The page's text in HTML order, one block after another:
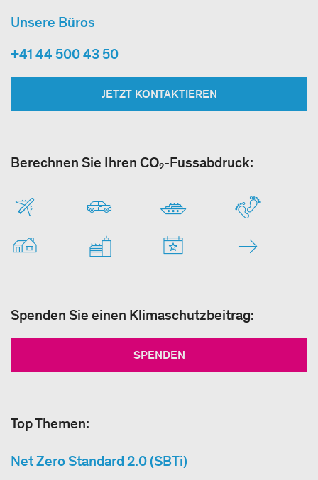
Unsere Büros
+41 44 500 43 50
JETZT KONTAKTIEREN
Berechnen Sie Ihren CO₂-Fussabdruck:
Spenden Sie einen Klimaschutzbeitrag:
SPENDEN
Top Themen:
Net Zero Standard 2.0 (SBTi)